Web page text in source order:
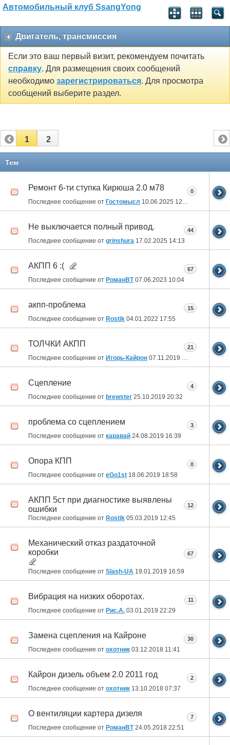
Автомобильный клуб SsangYong
Двигатель, трансмиссия
Если это ваш первый визит, рекомендуем почитать
справку. Для размещения своих сообщений
необходимо зарегистрироваться. Для просмотра
сообщений выберите раздел.
1 2
Тем
Ремонт 6-ти ступка Кирюша 2.0 м78
Последнее сообщение от Гостомысл 10.06.2025 12:22
0
Не выключается полный привод.
Последнее сообщение от grinshura 17.02.2025 14:13
44
АКПП 6 :(
Последнее сообщение от РоманВТ07.06.2023 10:04
67
акпп-проблема
Последнее сообщение от Rostik 04.01.2022 17:55
15
ТОЛЧКИ АКПП
Последнее сообщение от Игорь-Кайрон 07.11.2019
21
Сцепление
Последнее сообщение от brewster 25.10.2019 20:32
4
проблема со сцеплением
Последнее сообщение от каравай 24.08.2019 16:39
3
Опора КПП
Последнее сообщение от eGo1st 18.06.2019 18:58
0
АКПП 5ст при диагностике выявлены
ошибки
Последнее сообщение от Rostik 05.03.2019 12:45
12
Механический отказ раздаточной
коробки
Последнее сообщение от Slash-UA 19.01.2019 16:59
67
Вибрация на низких оборотах.
Последнее сообщение от Рис.А. 03.01.2019 22:29
11
Замена сцепления на Кайроне
Последнее сообщение от охотник 03.12.2018 11:41
30
Кайрон дизель объем 2.0 2011 год
Последнее сообщение от охотник 13.10.2018 07:37
2
О вентиляции картера дизеля
Последнее сообщение от РоманВТ24.05.2018 22:51
7